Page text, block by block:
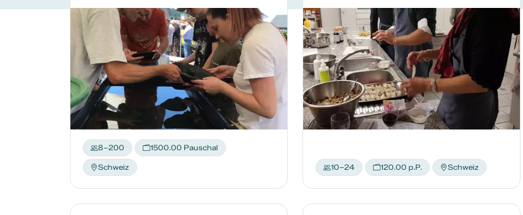
8–200 1500.00 Pauschal
Schweiz 10–24 120.00 p.P. Schweiz